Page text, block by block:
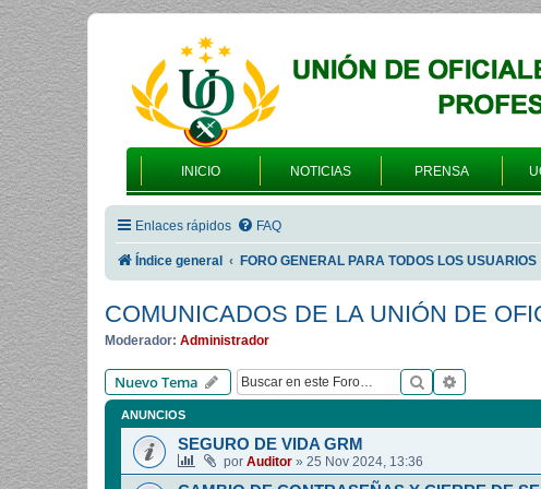
INICIO NOTICIAS PRENSA
Enlaces rápidos FAQ
Índice general FORO GENERAL PARA TODOS LOS USUARIOS
COMUNICADOS DE LA UNIÓN DE
Moderador: Administrador
Nuevo Tema Buscar
ANUNCIOS
SEGURO DE VIDA GRM
por Auditor » 25 Nov 2024, 13:36